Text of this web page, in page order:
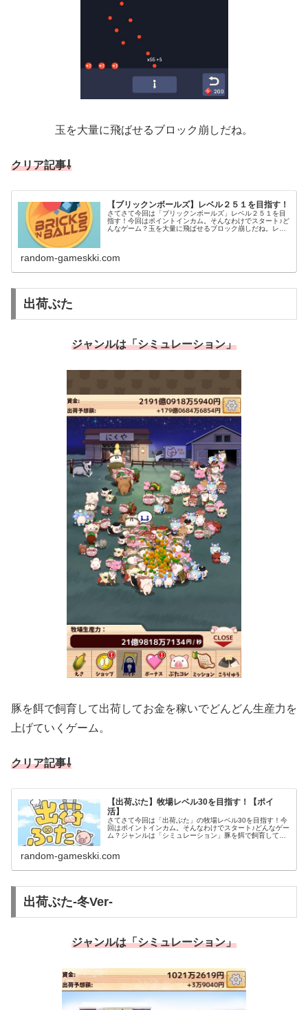
玉を大量に飛ばせるブロック崩しだね。
クリア記事⇩
【ブリックンボールズ】レベル２５１を目指す！
さてさて今回は「ブリックンボールズ」レベル２５１を目
指す！今回はポイントインカム。そんなわけでスタート♪ど
んなゲーム？玉を大量に飛ばせるブロック崩しだね。レベ
random-gameskki.com
出荷ぶた
ジャンルは「シミュレーション」
豚を餌で飼育して出荷してお金を稼いでどんどん生産力を
上げていくゲーム。
クリア記事⇩
【出荷ぶた】牧場レベル30を目指す！【ポイ
活】
さてさて今回は「出荷ぶた」の牧場レベル30を目指す！今
回はポイントインカム。そんなわけでスタート♪どんなゲー
ム？ジャンルは「シミュレーション」豚を餌で飼育して出
random-gameskki.com
出荷ぶた-冬Ver-
ジャンルは「シミュレーション」